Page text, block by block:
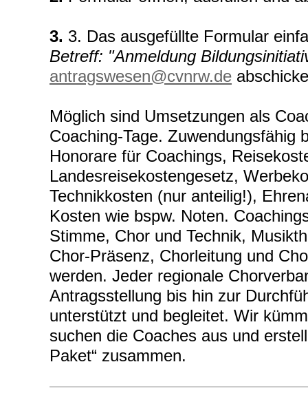
3. 3. Das ausgefüllte Formular
Betreff: "Anmeldung
antragswesen@cvnrw.de
Möglich sind Umsetzungen als
Coaching-Tage. Zuwendungsfähig
Honorare für Coachings,
Landesreisekostengesetz,
Technikkosten (nur anteilig!),
Kosten wie bspw. Noten.
Stimme, Chor und Technik,
Chor-Präsenz, Chorleitung und
werden. Jeder regionale
Antragsstellung bis hin zur
unterstützt und begleitet. Wir
suchen die Coaches aus und
Paket“ zusammen.